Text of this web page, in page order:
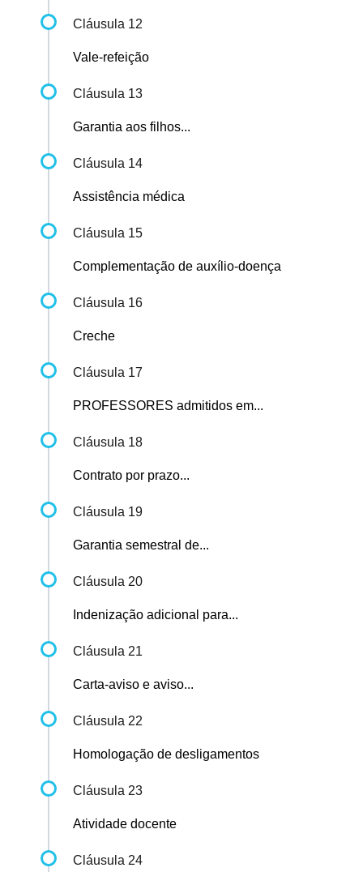
Cláusula 12
Vale-refeição
Cláusula 13
Garantia aos filhos...
Cláusula 14
Assistência médica
Cláusula 15
Complementação de auxílio-doença
Cláusula 16
Creche
Cláusula 17
PROFESSORES admitidos em...
Cláusula 18
Contrato por prazo...
Cláusula 19
Garantia semestral de...
Cláusula 20
Indenização adicional para...
Cláusula 21
Carta-aviso e aviso...
Cláusula 22
Homologação de desligamentos
Cláusula 23
Atividade docente
Cláusula 24